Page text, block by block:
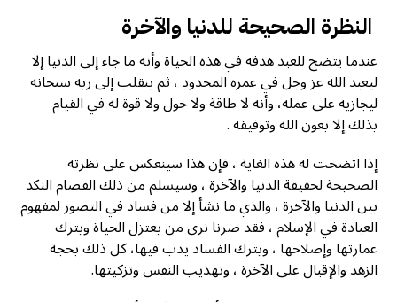
النظرة الصحيحة للدنيا والآخرة
عندما يتضح للعبد هدفه في هذه الحياة وأنه ما جاء إلى الدنيا إلا
ليعبد الله عز وجل في عمره المحدود ، ثم ينقلب إلى ربه سبحانه
ليجازيه على عمله، وأنه لا طاقة ولا حول ولا قوة له في القيام
بذلك إلا بعون الله وتوفيقه .
إذا اتضحت له هذه الغاية ، فإن هذا سينعكس على نظرته
الصحيحة لحقيقة الدنيا والآخرة ، وسيسلم من ذلك الفصام النكد
بين الدنيا والآخرة ، والذي ما نشأ إلا من فساد في التصور لمفهوم
العبادة في الإسلام ، فقد صرنا نرى من يعتزل الحياة ويترك
عمارتها وإصلاحها ، ويترك الفساد يدب فيها، كل ذلك بحجة
الزهد والإقبال على الآخرة ، وتهذيب النفس وتزكيتها.